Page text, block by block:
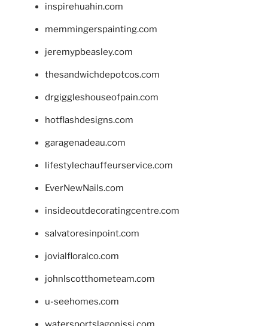
inspirehuahin.com
memmingerspainting.com
jeremypbeasley.com
thesandwichdepotcos.com
drgiggleshouseofpain.com
hotflashdesigns.com
garagenadeau.com
lifestylechauffeurservice.com
EverNewNails.com
insideoutdecoratingcentre.com
salvatoresinpoint.com
jovialfloralco.com
johnlscotthometeam.com
u-seehomes.com